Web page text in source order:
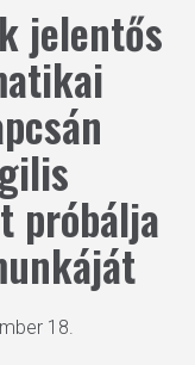
jelentős
próbálja
18.